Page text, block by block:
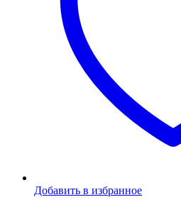
Добавить в избранное